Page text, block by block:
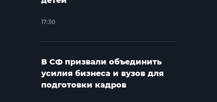
17:30
В СФ призвали объединить
усилия бизнеса и вузов для
подготовки кадров